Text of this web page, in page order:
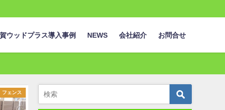
ウッドプラス導入事例 NEWS 会社紹介 お問合せ
ベンチ